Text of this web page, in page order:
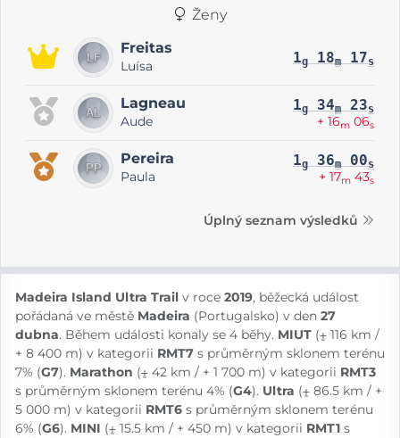
Ženy
Freitas
Luísa 1g 18m 17s
Lagneau
Aude
1g 34m 23s
+ 16m 06s
Pereira
Paula
1g 36m 00s
+ 17m 43s
Úplný seznam výsledků
Madeira Island Ultra Trail v roce 2019, běžecká událost
pořádaná ve městě Madeira (Portugalsko) v den 27
dubna. Během události konaly se 4 běhy. MIUT (⨦ 116 km /
+ 8 400 m) v kategorii RMT7 s průměrným sklonem terénu
7% (G7). Marathon (⨦ 42 km / + 1 700 m) v kategorii RMT3
s průměrným sklonem terénu 4% (G4). Ultra (⨦ 86.5 km / +
5 000 m) v kategorii RMT6 s průměrným sklonem terénu
6% (G6). MINI (⨦ 15.5 km / + 450 m) v kategorii RMT1 s